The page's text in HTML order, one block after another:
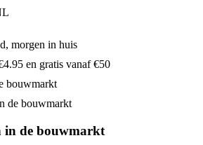
morgen in huis
en gratis vanaf €50
bouwmarkt
de bouwmarkt
in de bouwmarkt